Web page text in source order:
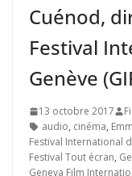
Cuénod,
Festival
Genève
13 octobre 2017
audio, cinéma,
Festival International
Festival Tout écran,
Geneva Film